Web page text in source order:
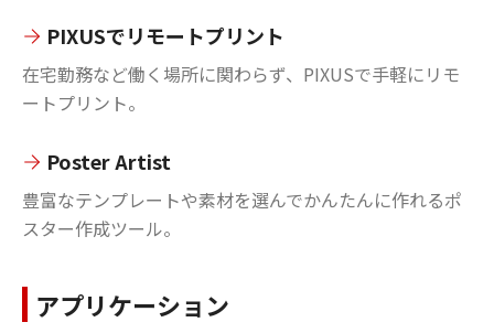
PIXUSでリモートプリント
在宅勤務など働く場所に関わらず、PIXUSで手軽にリモ
ートプリント。
Poster Artist
豊富なテンプレートや素材を選んでかんたんに作れるポ
スター作成ツール。
アプリケーション